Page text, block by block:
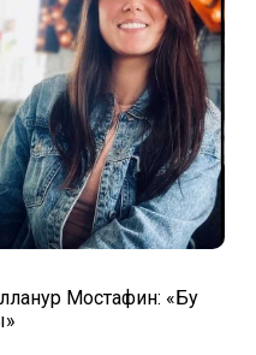
Мостафин: «Бу